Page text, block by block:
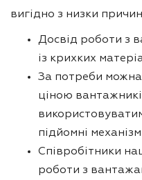
вигідно з низки
Досвід роботи з
із крихких
За потреби
ціною
підйомні
Співробітники
роботи з